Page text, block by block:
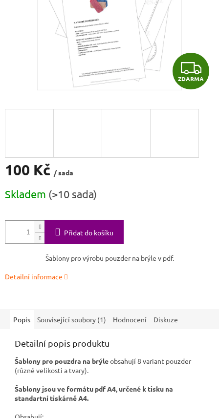
Z
D
ZDARMA
100 Kč / sada
cena:
Skladem (>10 sada)
Přidat do košíku
Šablony pro výrobu pouzder na brýle v pdf.
Detailní informace
Popis Související soubory (1) Hodnocení Diskuze
Detailní popis produktu
Šablony pro pouzdra na brýleobsahují 8 variant pouzder
(různé velikosti a tvary).
Šablony jsou ve formátu pdf A4, určené k tisku na
standartní tiskárně A4.